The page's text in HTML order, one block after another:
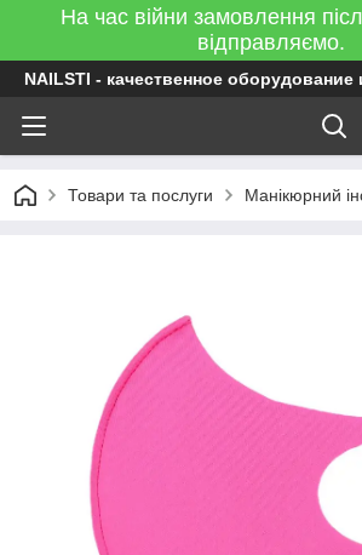
На час війни замовлення
відправляємо.
NAILSTI - качественное
Товари та послуги Манікюрний